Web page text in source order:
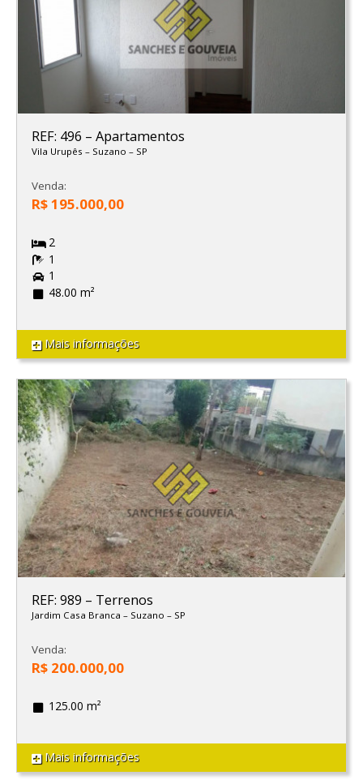
REF: 496 – Apartamentos
Vila Urupês – Suzano – SP
Venda:
R$ 195.000,00
2
1
1
48.00 m²
Mais informações
REF: 989 – Terrenos
Jardim Casa Branca – Suzano – SP
Venda:
R$ 200.000,00
125.00 m²
Mais informações